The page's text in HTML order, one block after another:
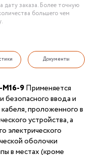
дату заказа. Более точную
большего чем
Документы
М16-9Применяется
безопасного ввода и
проложенного в
устройства, а
электрического
оболочки
в местах (кроме